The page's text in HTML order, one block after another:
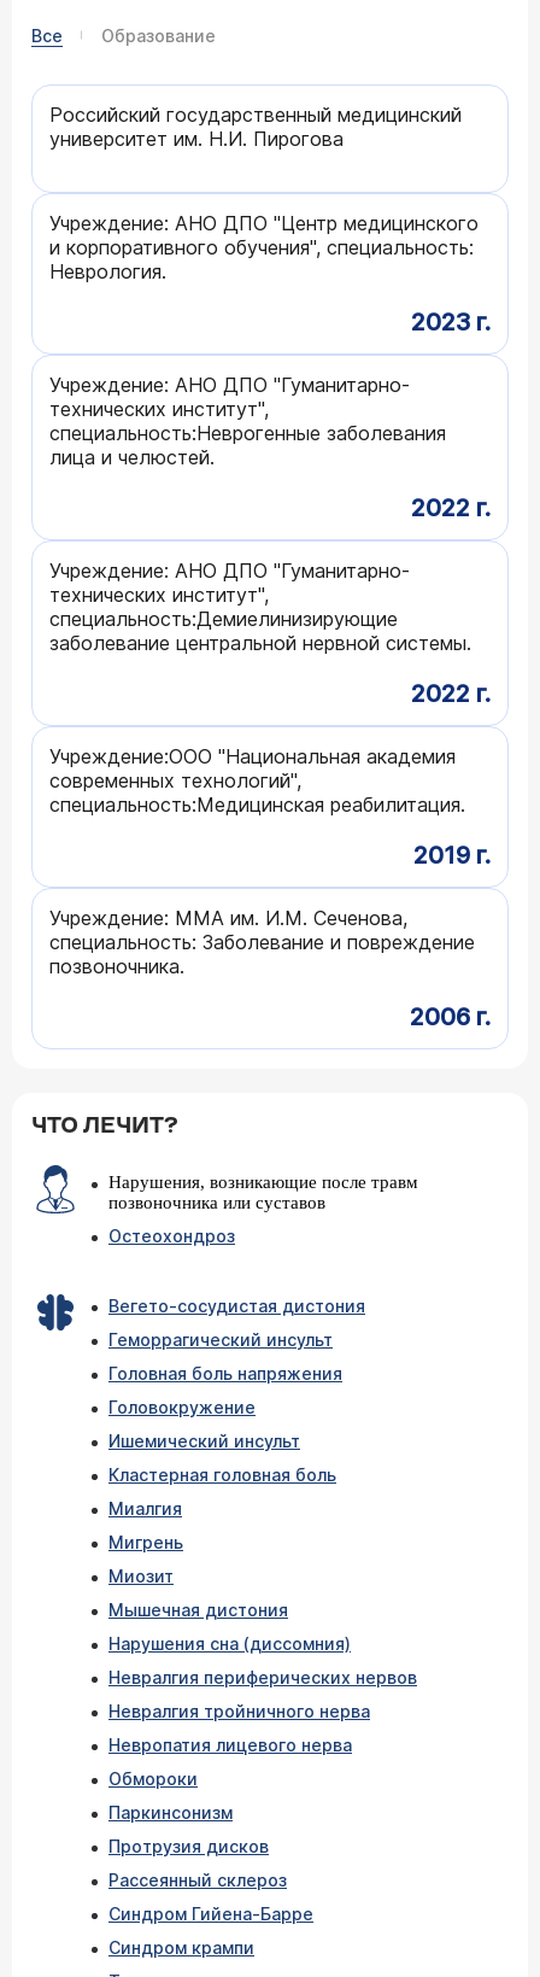
Все Образование
Российский государственный медицинский
университет им. Н.И. Пирогова
Учреждение: АНО ДПО "Центр медицинского
и корпоративного обучения", специальность:
Неврология.
2023 г.
Учреждение: АНО ДПО "Гуманитарно-
технических институт",
специальность:Неврогенные заболевания
лица и челюстей.
2022 г.
Учреждение: АНО ДПО "Гуманитарно-
технических институт",
специальность:Демиелинизирующие
заболевание центральной нервной системы.
2022 г.
Учреждение:ООО "Национальная академия
современных технологий",
специальность:Медицинская реабилитация.
2019 г.
Учреждение: ММА им. И.М. Сеченова,
специальность: Заболевание и повреждение
позвоночника.
2006 г.
ЧТО ЛЕЧИТ?
Нарушения, возникающие после травм
позвоночника или суставов
Остеохондроз
Вегето-сосудистая дистония
Геморрагический инсульт
Головная боль напряжения
Головокружение
Ишемический инсульт
Кластерная головная боль
Миалгия
Мигрень
Миозит
Мышечная дистония
Нарушения сна (диссомния)
Невралгия периферических нервов
Невралгия тройничного нерва
Невропатия лицевого нерва
Обмороки
Паркинсонизм
Протрузия дисков
Рассеянный склероз
Синдром Гийена-Барре
Синдром крампи